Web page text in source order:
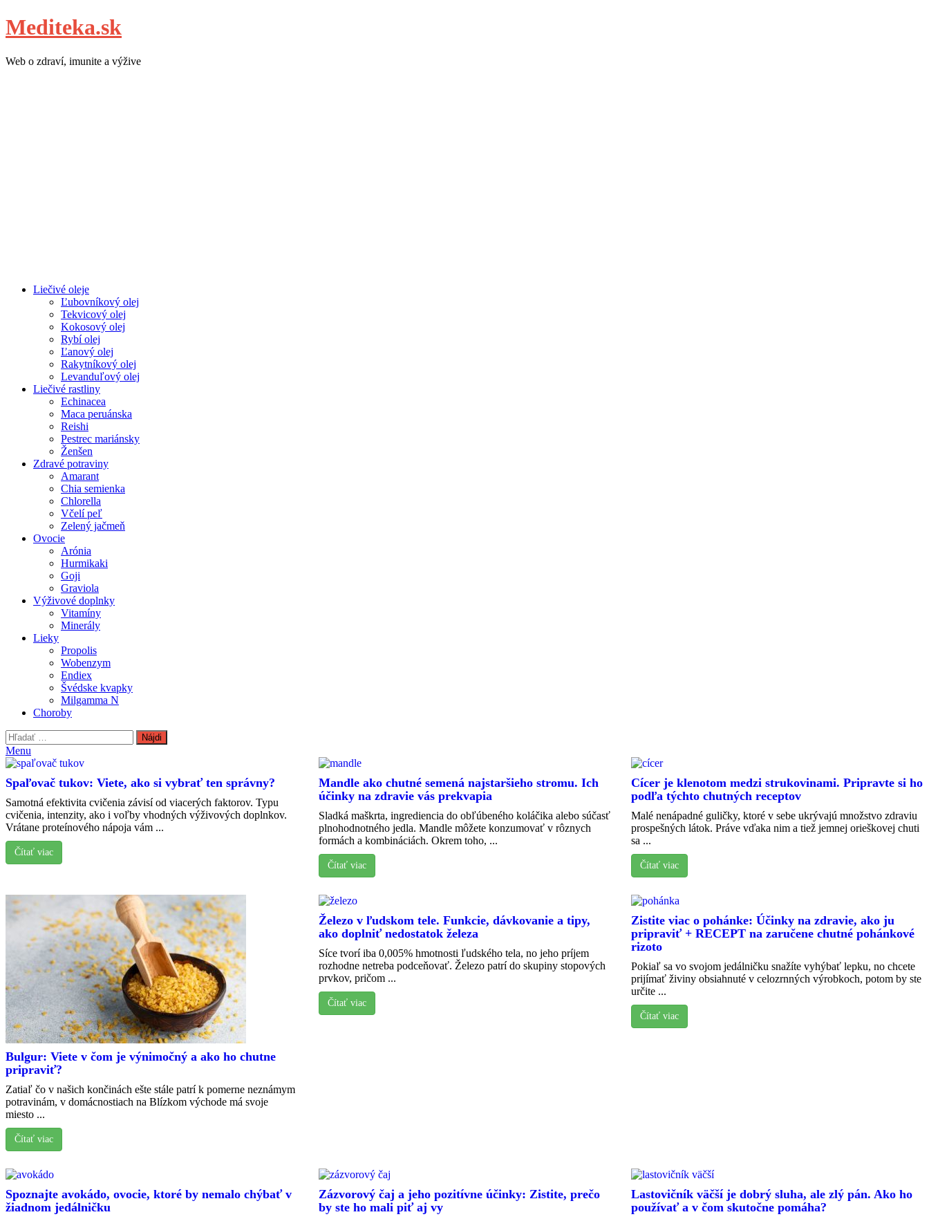
Mediteka.sk
Web o zdraví, imunite a výžive
Liečivé oleje
Ľubovníkový olej
Tekvicový olej
Kokosový olej
Rybí olej
Ľanový olej
Rakytníkový olej
Levanduľový olej
Liečivé rastliny
Echinacea
Maca peruánska
Reishi
Pestrec mariánsky
Ženšen
Zdravé potraviny
Amarant
Chia semienka
Chlorella
Včelí peľ
Zelený jačmeň
Ovocie
Arónia
Hurmikaki
Goji
Graviola
Výživové doplnky
Vitamíny
Minerály
Lieky
Propolis
Wobenzym
Endiex
Švédske kvapky
Milgamma N
Choroby
Hľadať:
Menu
Spaľovač tukov: Viete, ako si vybrať ten správny?
Samotná efektivita cvičenia závisí od viacerých faktorov. Typu
cvičenia, intenzity, ako i voľby vhodných výživových doplnkov.
Vrátane proteínového nápoja vám ...
Čítať viac
Mandle ako chutné semená najstaršieho stromu. Ich
účinky na zdravie vás prekvapia
Sladká maškrta, ingrediencia do obľúbeného koláčika alebo súčasť
plnohodnotného jedla. Mandle môžete konzumovať v rôznych
formách a kombináciách. Okrem toho, ...
Čítať viac
Cícer je klenotom medzi strukovinami. Pripravte si ho
podľa týchto chutných receptov
Malé nenápadné guličky, ktoré v sebe ukrývajú množstvo zdraviu
prospešných látok. Práve vďaka nim a tiež jemnej orieškovej chuti
sa ...
Čítať viac
Bulgur: Viete v čom je výnimočný a ako ho chutne
pripraviť?
Zatiaľ čo v našich končinách ešte stále patrí k pomerne neznámym
potravinám, v domácnostiach na Blízkom východe má svoje
miesto ...
Čítať viac
Železo v ľudskom tele. Funkcie, dávkovanie a tipy,
ako doplniť nedostatok železa
Síce tvorí iba 0,005% hmotnosti ľudského tela, no jeho príjem
rozhodne netreba podceňovať. Železo patrí do skupiny stopových
prvkov, pričom ...
Čítať viac
Zistite viac o pohánke: Účinky na zdravie, ako ju
pripraviť + RECEPT na zaručene chutné pohánkové
rizoto
Pokiaľ sa vo svojom jedálničku snažíte vyhýbať lepku, no chcete
prijímať živiny obsiahnuté v celozrnných výrobkoch, potom by ste
určite ...
Čítať viac
Spoznajte avokádo, ovocie, ktoré by nemalo chýbať v
žiadnom jedálničku
Zázvorový čaj a jeho pozitívne účinky: Zistite, prečo
by ste ho mali piť aj vy
Lastovičník väčší je dobrý sluha, ale zlý pán. Ako ho
používať a v čom skutočne pomáha?